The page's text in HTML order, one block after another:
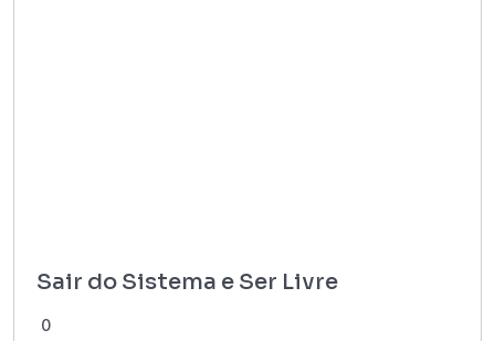
Sair do Sistema e Ser Livre
0